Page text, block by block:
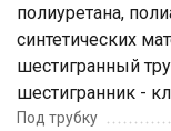
полиуретана,
синтетических
шестигранный
шестигранник -
Под трубку